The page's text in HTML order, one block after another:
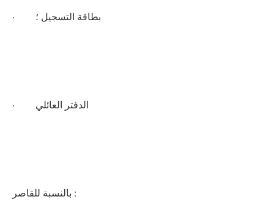
· بطاقة التسجيل ؛
· الدفتر العائلي
بالنسبة للقاصر :